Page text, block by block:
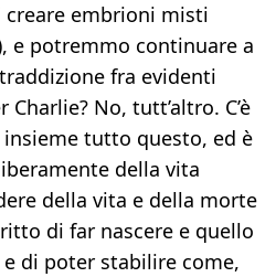
creare embrioni misti
e potremmo continuare a
fra evidenti
No, tutt’altro. C’è
tutto questo, ed è
della vita
della vita e della morte
di far nascere e quello
di poter stabilire come,